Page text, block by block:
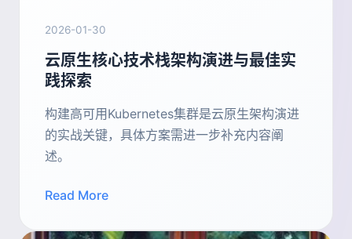
2026-01-30
云原生核心技术栈架构演进与最佳实
践探索
构建高可用Kubernetes集群是云原生架构演进
的实战关键，具体方案需进一步补充内容阐
述。
Read More